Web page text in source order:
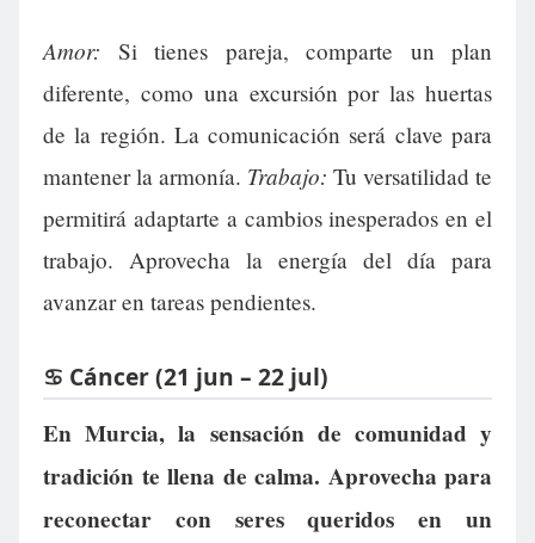
Amor: Si tienes pareja, comparte un plan
diferente, como una excursión por las huertas
de la región. La comunicación será clave para
mantener la armonía. Trabajo: Tu versatilidad te
permitirá adaptarte a cambios inesperados en el
trabajo. Aprovecha la energía del día para
avanzar en tareas pendientes.
♋ Cáncer (21 jun – 22 jul)
En Murcia, la sensación de comunidad y
tradición te llena de calma. Aprovecha para
reconectar con seres queridos en un